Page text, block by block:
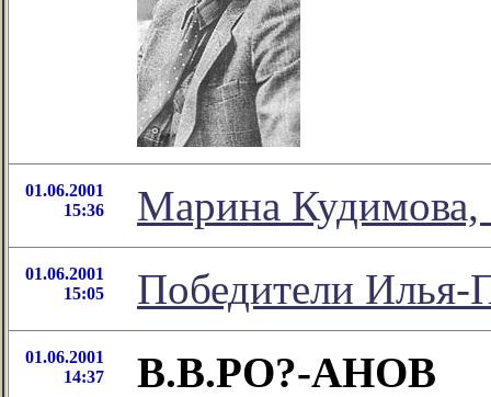
01.06.2001
15:36
Марина
01.06.2001
15:05
Победители Илья-
01.06.2001
14:37
В.В.РО?-АНОВ